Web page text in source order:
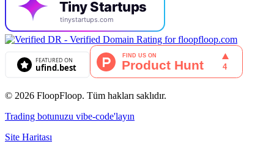
© 2026 FloopFloop. Tüm hakları saklıdır.
Trading botunuzu vibe-code'layın
Site Haritası